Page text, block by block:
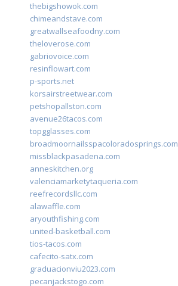
thebigshowok.com
chimeandstave.com
greatwallseafoodny.com
theloverose.com
gabriovoice.com
resinflowart.com
p-sports.net
korsairstreetwear.com
petshopallston.com
avenue26tacos.com
topgglasses.com
broadmoornailsspacoloradosprings.com
missblackpasadena.com
anneskitchen.org
valenciamarketytaqueria.com
reefrecordsllc.com
alawaffle.com
aryouthfishing.com
united-basketball.com
tios-tacos.com
cafecito-satx.com
graduacionviu2023.com
pecanjackstogo.com